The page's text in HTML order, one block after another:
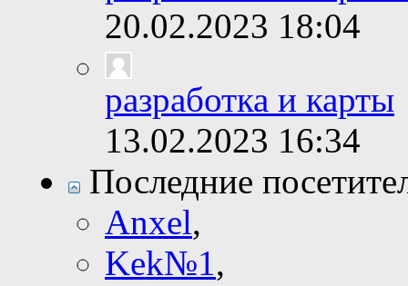
20.02.2023 18:04
разработка и карты
13.02.2023 16:34
Последние
Anxel,
Kek№1,